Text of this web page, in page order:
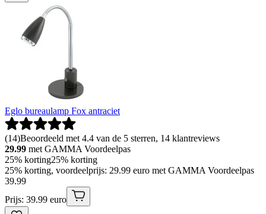
Eglo bureaulamp Fox antraciet
(14)Beoordeeld met 4.4 van de 5 sterren, 14 klantreviews
29.99 met GAMMA Voordeelpas
25% korting25% korting
25% korting, voordeelprijs: 29.99 euro met GAMMA Voordeelpas
39.99
Prijs: 39.99 euro